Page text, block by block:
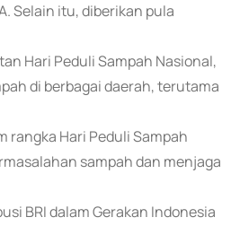
Selain itu, diberikan pula
Hari Peduli Sampah Nasional,
di berbagai daerah, terutama
rangka Hari Peduli Sampah
sampah dan menjaga
BRI dalam Gerakan Indonesia